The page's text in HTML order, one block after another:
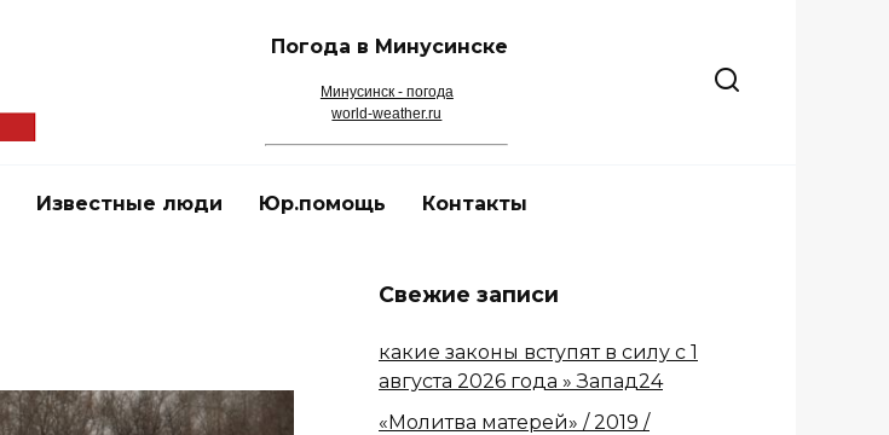
Погода в Минусинске
Минусинск - погода
world-weather.ru
Известные люди Юр.помощь Контакты
Свежие записи
какие законы вступят в силу с 1
августа 2026 года » Запад24
«Молитва матерей» / 2019 /